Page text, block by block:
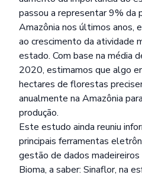
passou a representar 9% da
Amazônia nos últimos anos,
ao crescimento da atividade
estado. Com base na média
2020, estimamos que algo
hectares de florestas
anualmente na Amazônia
produção.
Este estudo ainda reuniu
principais ferramentas
gestão de dados
Bioma, a saber: Sinaflor, na